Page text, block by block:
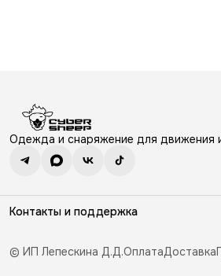
Одежда и снаряжение для движения
Контакты и поддержка
Эл. почта
e.sales@cybersheep.ru
© ИП Лепескина Д.Д.ОплатаДоставка